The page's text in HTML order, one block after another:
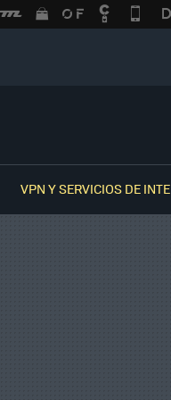
VPN Y SERVICIOS DE